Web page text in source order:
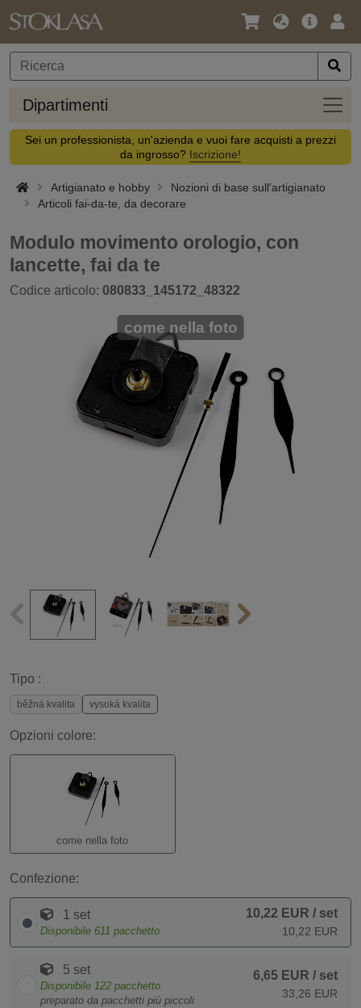
Lingua
Valuta
Offerta
Dipartimenti
Sei un professionista, un'azienda e vuoi fare acquisti a prezzi
da ingrosso? Iscrizione!
Artigianato e hobby
Nozioni di base sull'artigianato
Articoli fai-da-te, da decorare
Modulo movimento orologio, con
lancette, fai da te
Codice articolo: 080833_145172_48322
come nella foto
Tipo :
běžná kvalita vysoká kvalita
Opzioni colore:
come nella foto
Confezione:
1 set
Disponibile 611 pacchetto
10,22 EUR / set
10,22 EUR
5 set
Disponibile 122 pacchetto
preparato da pacchetti più piccoli
6,65 EUR / set
33,26 EUR